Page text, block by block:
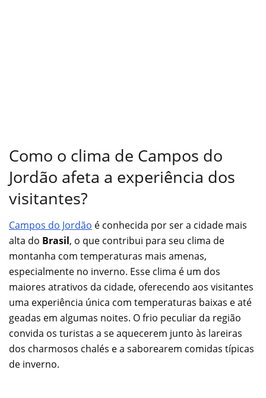
Como o clima de Campos do
Jordão afeta a experiência dos
visitantes?
Campos do Jordão é conhecida por ser a cidade mais
alta do Brasil, o que contribui para seu clima de
montanha com temperaturas mais amenas,
especialmente no inverno. Esse clima é um dos
maiores atrativos da cidade, oferecendo aos visitantes
uma experiência única com temperaturas baixas e até
geadas em algumas noites. O frio peculiar da região
convida os turistas a se aquecerem junto às lareiras
dos charmosos chalés e a saborearem comidas típicas
de inverno.